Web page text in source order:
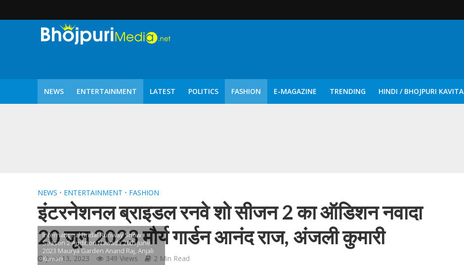
NEWS ENTERTAINMENT LATEST POLITICS FASHION E-MAGAZINE TRENDING HINDI / BHOJPURI KAVITA
NEWS • ENTERTAINMENT • FASHION
इंटरनेशनल ब्राइडल रनवे शो सीजन 2 का ऑडिशन नवादा
20 जून 2023 मौर्य गार्डन आनंद राज, अंजली कुमारी
June 13, 2023 349 Views 2 Min Read
International Bridal Runway Show
Season 2 Audition Nawada 20th June
2023 Maurya Garden Anand Raj, Anjali
Kumari